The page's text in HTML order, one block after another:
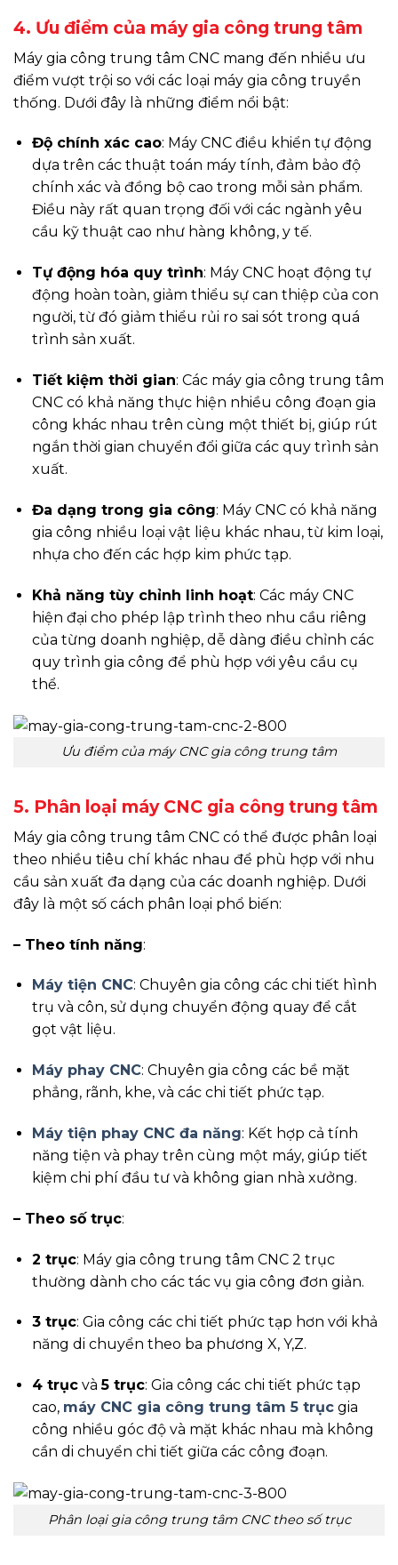
4. Ưu điểm của máy gia công trung tâm
Máy gia công trung tâm CNC mang đến nhiều ưu
điểm vượt trội so với các loại máy gia công truyền
thống. Dưới đây là những điểm nổi bật:
Độ chính xác cao: Máy CNC điều khiển tự động
dựa trên các thuật toán máy tính, đảm bảo độ
chính xác và đồng bộ cao trong mỗi sản phẩm.
Điều này rất quan trọng đối với các ngành yêu
cầu kỹ thuật cao như hàng không, y tế.
Tự động hóa quy trình: Máy CNC hoạt động tự
động hoàn toàn, giảm thiểu sự can thiệp của con
người, từ đó giảm thiểu rủi ro sai sót trong quá
trình sản xuất.
Tiết kiệm thời gian: Các máy gia công trung tâm
CNC có khả năng thực hiện nhiều công đoạn gia
công khác nhau trên cùng một thiết bị, giúp rút
ngắn thời gian chuyển đổi giữa các quy trình sản
xuất.
Đa dạng trong gia công: Máy CNC có khả năng
gia công nhiều loại vật liệu khác nhau, từ kim loại,
nhựa cho đến các hợp kim phức tạp.
Khả năng tùy chỉnh linh hoạt: Các máy CNC
hiện đại cho phép lập trình theo nhu cầu riêng
của từng doanh nghiệp, dễ dàng điều chỉnh các
quy trình gia công để phù hợp với yêu cầu cụ
thể.
Ưu điểm của máy CNC gia công trung tâm
5. Phân loại máy CNC gia công trung tâm
Máy gia công trung tâm CNC có thể được phân loại
theo nhiều tiêu chí khác nhau để phù hợp với nhu
cầu sản xuất đa dạng của các doanh nghiệp. Dưới
đây là một số cách phân loại phổ biến:
– Theo tính năng:
Máy tiện CNC: Chuyên gia công các chi tiết hình
trụ và côn, sử dụng chuyển động quay để cắt
gọt vật liệu.
Máy phay CNC: Chuyên gia công các bề mặt
phẳng, rãnh, khe, và các chi tiết phức tạp.
Máy tiện phay CNC đa năng: Kết hợp cả tính
năng tiện và phay trên cùng một máy, giúp tiết
kiệm chi phí đầu tư và không gian nhà xưởng.
– Theo số trục:
2 trục: Máy gia công trung tâm CNC 2 trục
thường dành cho các tác vụ gia công đơn giản.
3 trục: Gia công các chi tiết phức tạp hơn với khả
năng di chuyển theo ba phương X, Y,Z.
4 trụcvà5 trục: Gia công các chi tiết phức tạp
cao, máy CNC gia công trung tâm 5 trụcgia
công nhiều góc độ và mặt khác nhau mà không
cần di chuyển chi tiết giữa các công đoạn.
Phân loại gia công trung tâm CNC theo số trục